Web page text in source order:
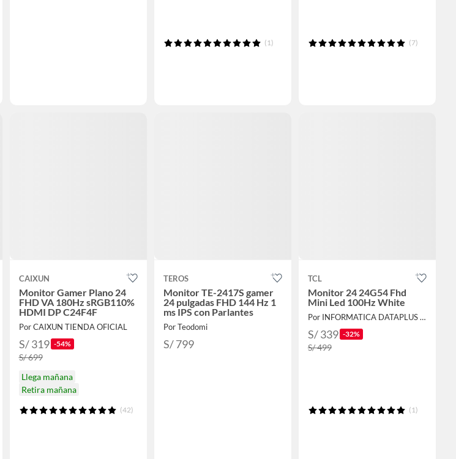
(1) (7)
CAIXUN
Monitor Gamer Plano 24
FHD VA 180Hz sRGB110%
HDMI DP C24F4F
Por CAIXUN TIENDA OFICIAL
S/ 319 -54%
S/ 699
Llega mañana
Retira mañana
(42)
TEROS
Monitor TE-2417S gamer
24 pulgadas FHD 144 Hz 1
ms IPS con Parlantes
Por Teodomi
S/ 799
TCL
Monitor 24 24G54 Fhd
Mini Led 100Hz White
Por INFORMATICA DATAPLUS SAC
S/ 339 -32%
S/ 499
(1)